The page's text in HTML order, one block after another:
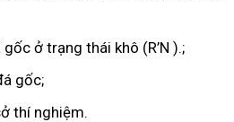
ở trạng thái khô (R’N ).;
gốc;
thí nghiệm.